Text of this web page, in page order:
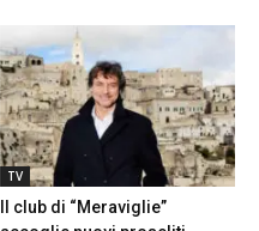
TV
Il club di “Meraviglie”